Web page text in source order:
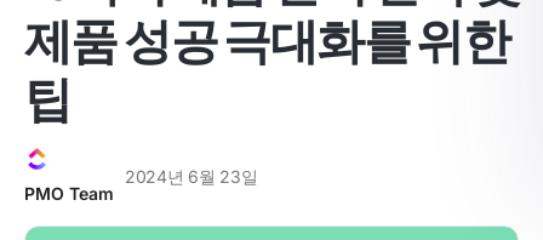
제품 성공 극대화를 위한
팁
PMO Team
2024년 6월 23일